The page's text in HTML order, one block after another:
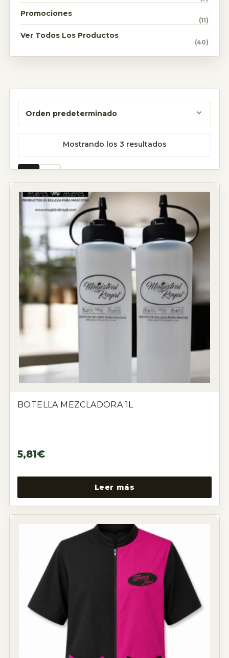
Promociones
(11)
Ver Todos Los Productos
(40)
Mostrando los 3 resultados
Leer más
BOTELLA MEZCLADORA 1L
5,81€